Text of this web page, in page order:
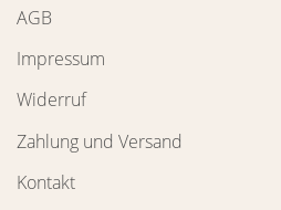
AGB
Impressum
Widerruf
Zahlung und Versand
Kontakt